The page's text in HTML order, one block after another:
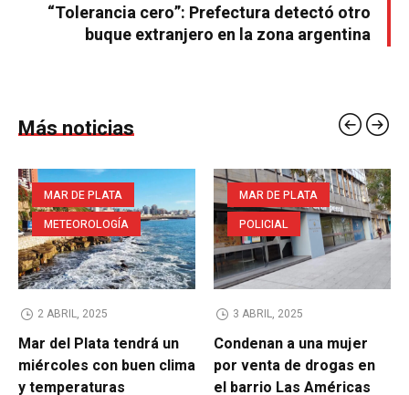
“Tolerancia cero”: Prefectura detectó otro
buque extranjero en la zona argentina
Más noticias
MAR DE PLATA
METEOROLOGÍA
2 ABRIL, 2025
Mar del Plata tendrá un
miércoles con buen clima
y temperaturas
MAR DE PLATA
POLICIAL
3 ABRIL, 2025
Condenan a una mujer
por venta de drogas en
el barrio Las Américas